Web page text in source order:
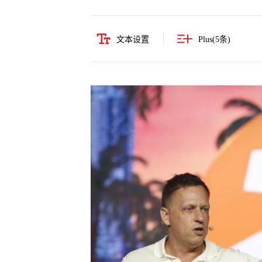
文本设置 Plus(5条)